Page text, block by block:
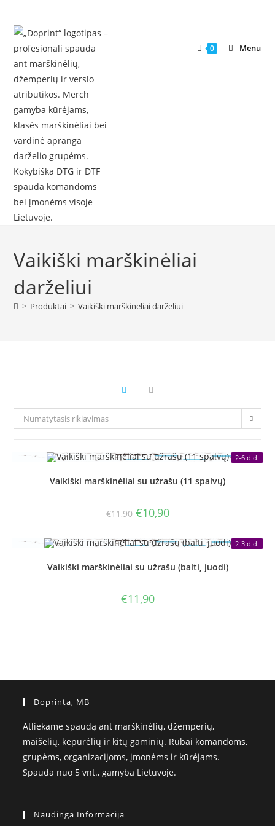
content
0 Menu
Vaikiški marškinėliai
darželiui
> Produktai > Vaikiški marškinėliai darželiui
Numatytasis rikiavimas
2-6 d.d.
Vaikiški marškinėliai su užrašu (11 spalvų)
€11,90 Original
price
€11,90.
€10,90Current
price
€10,90.
2-3 d.d.
Vaikiški marškinėliai su užrašu (balti, juodi)
€11,90
Doprinta, MB
Atliekame spaudą ant marškinėlių, džemperių,
maišelių, kepurėlių ir kitų gaminių. Rūbai komandoms,
grupėms, organizacijoms, įmonėms ir kūrėjams.
Spauda nuo 5 vnt., gamyba Lietuvoje.
Naudinga Informacija